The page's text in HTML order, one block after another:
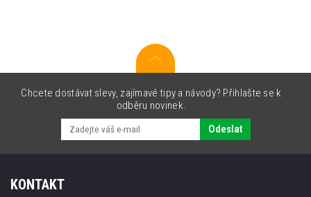
šedá
Chcete dostávat slevy, zajímavé tipy a návody? Přihlašte se k
odběru novinek.
Odeslat
KONTAKT